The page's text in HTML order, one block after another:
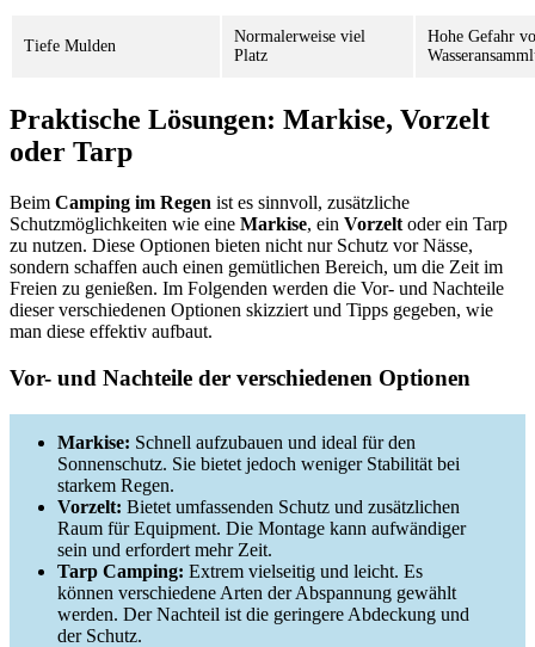
Tiefe Mulden
Normalerweise viel
Platz
Hohe Gefahr
Praktische Lösungen: Markise, Vorzelt
oder Tarp
Beim Camping im Regen ist es sinnvoll, zusätzliche
Schutzmöglichkeiten wie eine Markise, ein Vorzelt oder ein Tarp
zu nutzen. Diese Optionen bieten nicht nur Schutz vor Nässe,
sondern schaffen auch einen gemütlichen Bereich, um die Zeit im
Freien zu genießen. Im Folgenden werden die Vor- und Nachteile
dieser verschiedenen Optionen skizziert und Tipps gegeben, wie
man diese effektiv aufbaut.
Vor- und Nachteile der verschiedenen Optionen
Markise: Schnell aufzubauen und ideal für den
Sonnenschutz. Sie bietet jedoch weniger Stabilität bei
starkem Regen.
Vorzelt: Bietet umfassenden Schutz und zusätzlichen
Raum für Equipment. Die Montage kann aufwändiger
sein und erfordert mehr Zeit.
Tarp Camping: Extrem vielseitig und leicht. Es
können verschiedene Arten der Abspannung gewählt
werden. Der Nachteil ist die geringere Abdeckung und
der Schutz.